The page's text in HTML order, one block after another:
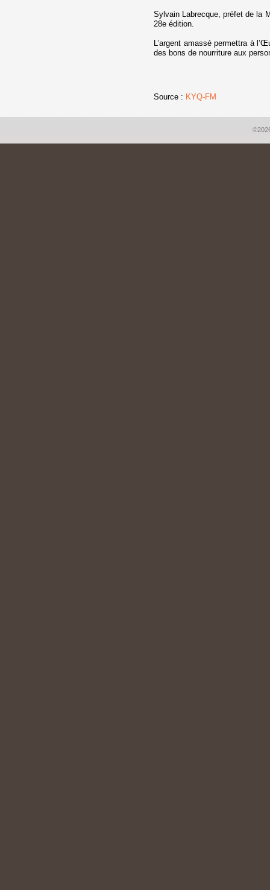
Sylvain Labrecque, préfet de la
28e édition.
L’argent amassé permettra à
des bons de nourriture aux
Source : KYQ-FM